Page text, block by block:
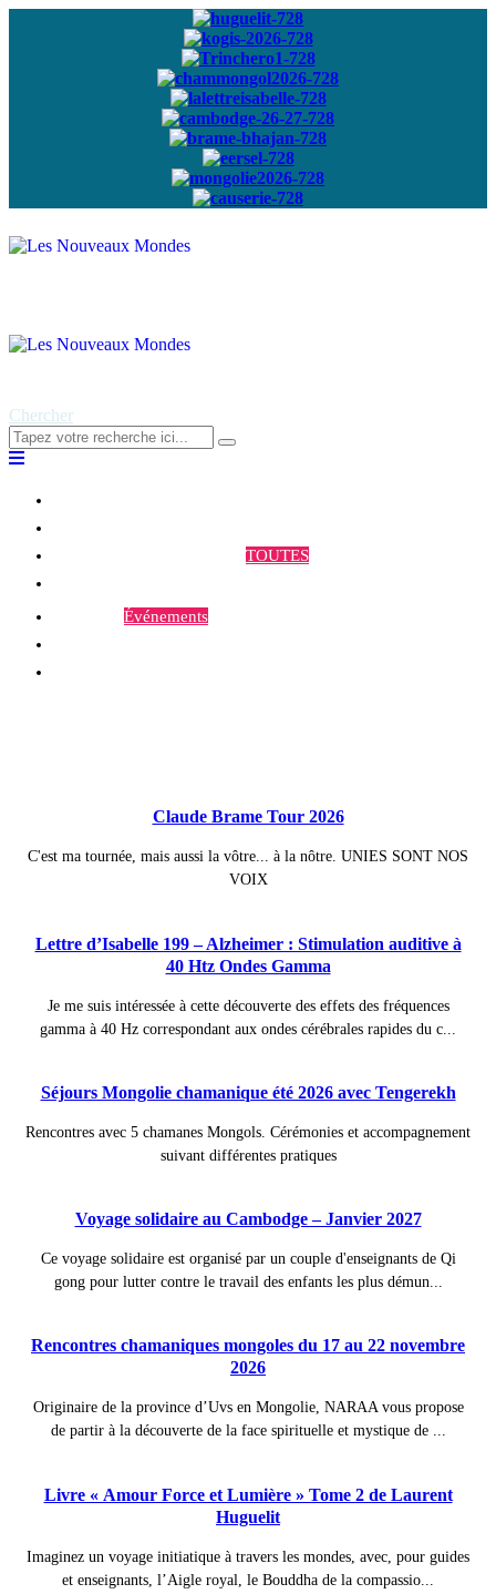
Abonnez-vous à
Chercher
TOUTES
Événements
Claude Brame Tour 2026
C'est ma tournée, mais aussi la vôtre... à la nôtre. UNIES SONT NOS
VOIX
Lettre d’Isabelle 199 – Alzheimer : Stimulation auditive à
40 Htz Ondes Gamma
Je me suis intéressée à cette découverte des effets des fréquences
gamma à 40 Hz correspondant aux ondes cérébrales rapides du c...
Séjours Mongolie chamanique été 2026 avec Tengerekh
Rencontres avec 5 chamanes Mongols. Cérémonies et accompagnement
suivant différentes pratiques
Voyage solidaire au Cambodge – Janvier 2027
Ce voyage solidaire est organisé par un couple d'enseignants de Qi
gong pour lutter contre le travail des enfants les plus démun...
Rencontres chamaniques mongoles du 17 au 22 novembre
2026
Originaire de la province d’Uvs en Mongolie, NARAA vous propose
de partir à la découverte de la face spirituelle et mystique de ...
Livre « Amour Force et Lumière » Tome 2 de Laurent
Huguelit
Imaginez un voyage initiatique à travers les mondes, avec, pour guides
et enseignants, l’Aigle royal, le Bouddha de la compassio...